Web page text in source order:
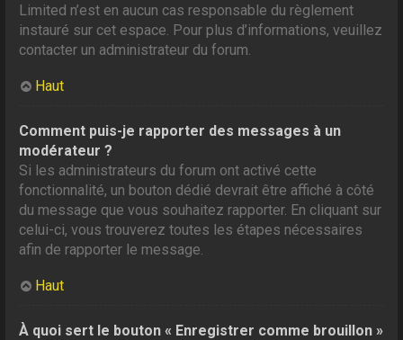
Limited n’est en aucun cas responsable du règlement
instauré sur cet espace. Pour plus d’informations, veuillez
contacter un administrateur du forum.
Haut
Comment puis-je rapporter des messages à un
modérateur ?
Si les administrateurs du forum ont activé cette
fonctionnalité, un bouton dédié devrait être affiché à côté
du message que vous souhaitez rapporter. En cliquant sur
celui-ci, vous trouverez toutes les étapes nécessaires
afin de rapporter le message.
Haut
À quoi sert le bouton « Enregistrer comme brouillon »